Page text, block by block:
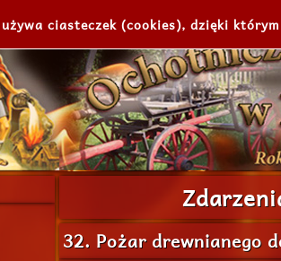
32. Pożar drewnianego
ciasteczek (cookies), dzięki